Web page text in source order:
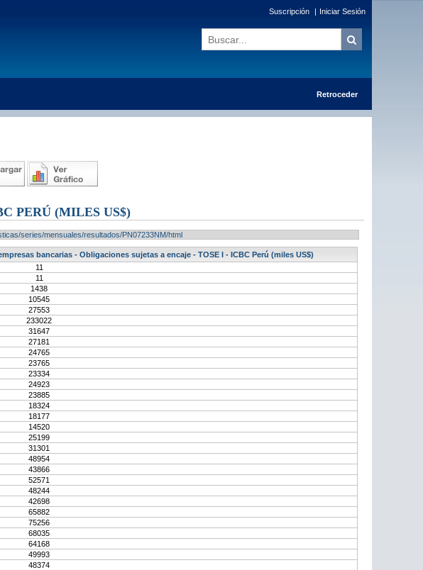
Suscripción | Iniciar Sesión
Retroceder
PERÚ (MILES US$)
series/mensuales/resultados/PN07233NM/html
bancarias - Obligaciones sujetas a encaje - TOSE I - ICBC Perú (miles US$)
11
11
1438
10545
27553
233022
31647
27181
24765
23765
23334
24923
23885
18324
18177
14520
25199
31301
48954
43866
52571
48244
42698
65882
75256
68035
64168
49993
48374